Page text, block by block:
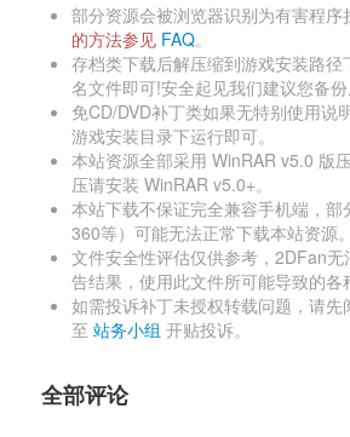
部分资源会被浏览器识别为有害程序
的方法参见 FAQ。
存档类下载后解压缩到游戏安装路径
名文件即可!安全起见我们建议您备份
免CD/DVD补丁类如果无特别使用说
游戏安装目录下运行即可。
本站资源全部采用 WinRAR v5.0 版
压请安装 WinRAR v5.0+。
本站下载不保证完全兼容手机端，部
360等）可能无法正常下载本站资源。
文件安全性评估仅供参考，2DFan
告结果，使用此文件所可能导致的各
如需投诉补丁未授权转载问题，请先
至 站务小组 开贴投诉。
全部评论